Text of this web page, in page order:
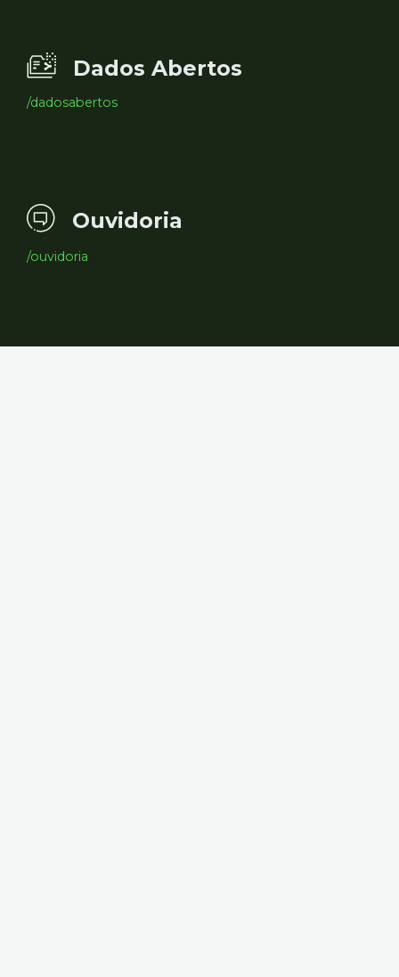
Dados Abertos
/dadosabertos
Ouvidoria
/ouvidoria